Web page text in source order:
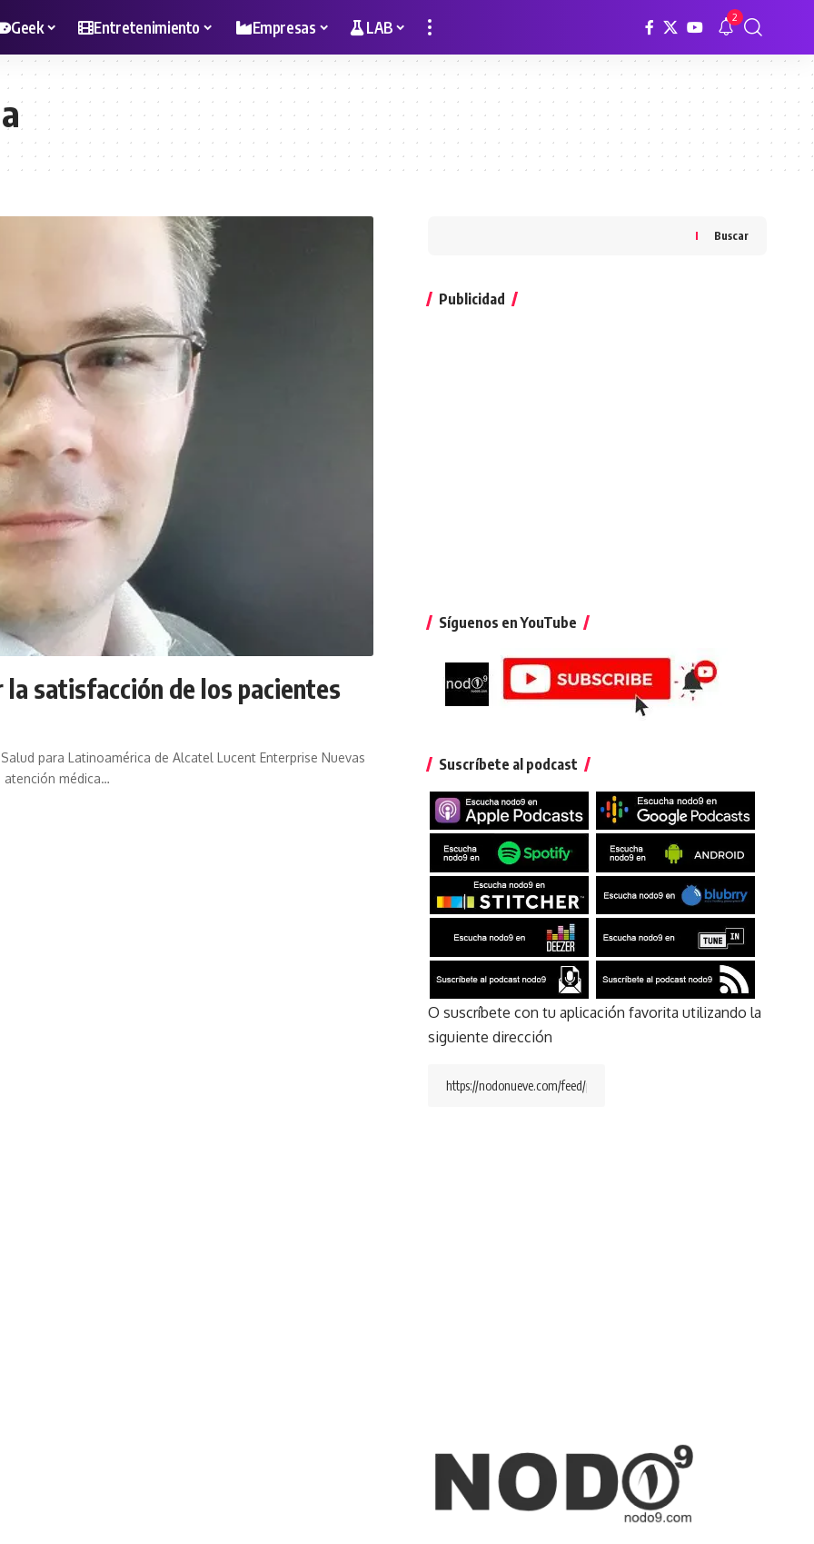
Geek Entretenimiento Empresas LAB 2
la satisfacción de los pacientes
para Latinoamérica de Alcatel Lucent Enterprise Nuevas
médica…
Buscar
Publicidad
Síguenos en YouTube
Suscríbete al podcast
O suscríbete con tu aplicación favorita utilizando la
siguiente dirección